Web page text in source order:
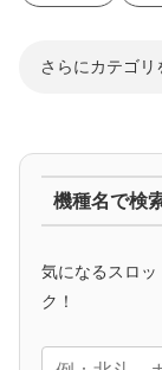
さらにカテゴリ
マイジャグ フ
アニメタイアッ
機種名で検
気になるスロ
ク！